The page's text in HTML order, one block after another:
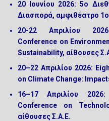
20 Ιουνίου 2026: 5ο
Διασπορά, αμφιθέατρο
20-22 Απριλίου
Conference on
Sustainability, αίθουσες
20–22 Απριλίου 2026:
on Climate Change:
16–17 Απριλίου
Conference on
αίθουσες Σ.Α.Ε.